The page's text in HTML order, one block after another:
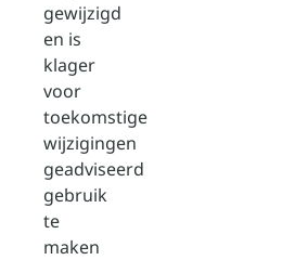
gewijzigd
en is
klager
voor
toekomstige
wijzigingen
geadviseerd
gebruik
te
maken